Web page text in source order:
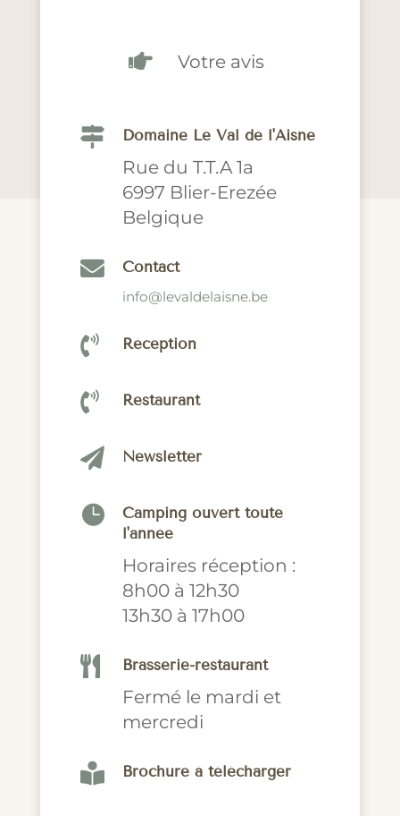
 Votre avis
 Domaine Le Val de l'Aisne
Rue du T.T.A 1a
6997 Blier-Erezée
Belgique
 Contact
info@levaldelaisne.be
 Réception
 Restaurant
 Newsletter

Camping ouvert toute
l'année
Horaires réception :
8h00 à 12h30
13h30 à 17h00
 Brasserie-restaurant
Fermé le mardi et
mercredi
 Brochure à télécharger